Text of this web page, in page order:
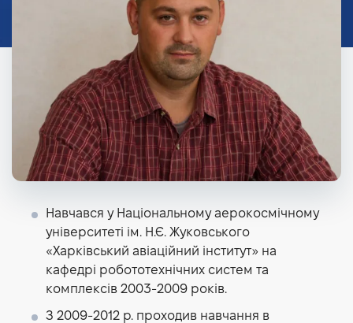
Навчався у Національному аерокосмічному
університеті ім. Н.Є. Жуковського
«Харківський авіаційний інститут» на
кафедрі робототехнічних систем та
комплексів 2003-2009 років.
З 2009-2012 р. проходив навчання в